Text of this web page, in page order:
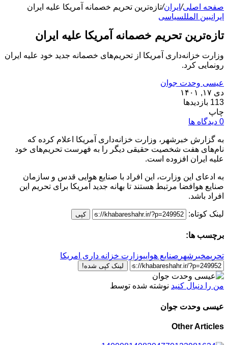
صفحه اصلی/ایران/تازه‌ترین تحریم‌ خصمانه آمریکا علیه ایران
ایرانبین المللسیاسی
تازه‌ترین تحریم‌ خصمانه آمریکا علیه ایران
وزارت خزانه‌داری آمریکا از تحریم‌های خصمانه جدید خود علیه ایران
رونمایی کرد.
عیسی وحدت جوان
دی ۱۷, ۱۴۰۱
113 بازدیدها
چاپ
0 دیدگاه ها
به گزارش خبرشهر، وزارت خزانه‌داری آمریکا اعلام کرده که
نام‌های هفت شخصیت حقیقی دیگر را به فهرست تحریم‌های خود
علیه ایران افزوده است.
به ادعای این وزارت، این افراد با صنایع هوایی قدس و سازمان
صنایع هوافضا مرتبط هستند تا بهانه جدید آمریکا برای تحریم‌ این
افراد باشد.
لینک کوتاه: کپی
برچسب ها:
تحریمخبرشهر صنایع هواییوزارت خزانه داری امریکا
لینک کپی شده!
من را دنبال کنید نوشته شده توسط
عیسی وحدت جوان
Other Articles